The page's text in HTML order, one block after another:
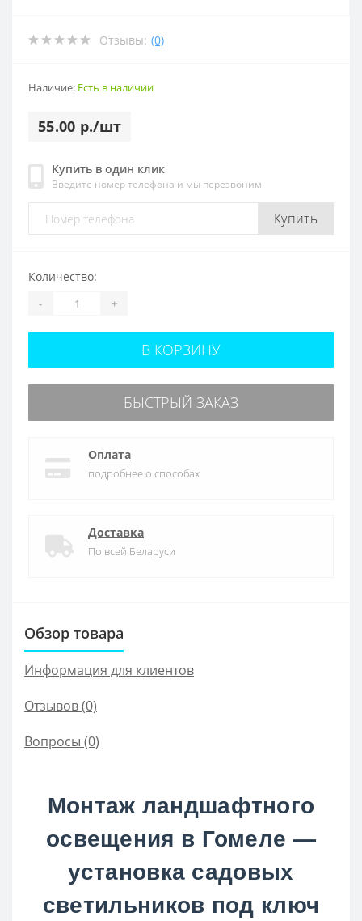
Отзывы: (0)
Наличие: Есть в наличии
55.00 р./шт
Купить в один клик
Введите номер телефона и мы перезвоним
Купить
Количество:
- +
В КОРЗИНУ
БЫСТРЫЙ ЗАКАЗ
Оплата
подробнее о способах
Доставка
По всей Беларуси
Обзор товара
Информация для клиентов
Отзывов (0)
Вопросы (0)
Монтаж ландшафтного
освещения в Гомеле —
установка садовых
светильников под ключ